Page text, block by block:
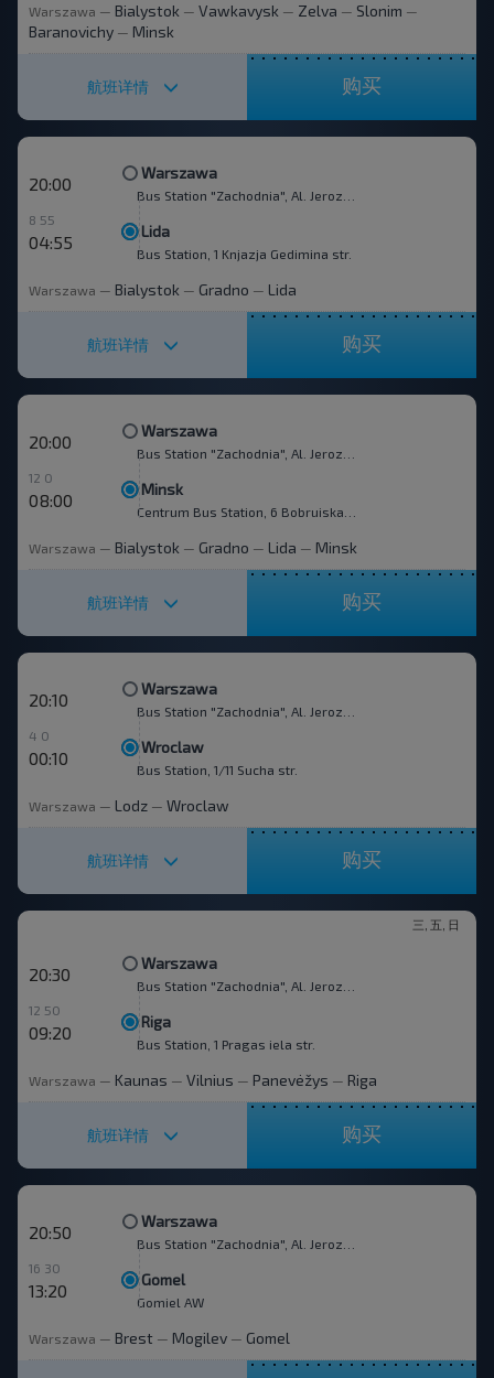
Warszawa — Bialystok — Vawkavysk — Zelva — Slonim —
Baranovichy — Minsk
航班详情 购买
20:00
Warszawa
8 55
04:55
Lida
Bus Station, 1 Knjazja Gedimina str.
Warszawa — Bialystok — Gradno — Lida
航班详情 购买
20:00
Warszawa
12 0
08:00
Minsk
Warszawa — Bialystok — Gradno — Lida — Minsk
航班详情 购买
20:10
Warszawa
4 0
00:10
Wroclaw
Bus Station, 1/11 Sucha str.
Warszawa — Lodz — Wroclaw
航班详情 购买
三, 五, 日
20:30
Warszawa
12 50
09:20
Riga
Bus Station, 1 Pragas iela str.
Warszawa — Kaunas — Vilnius — Panevėžys — Riga
航班详情 购买
20:50
Warszawa
16 30
13:20
Gomel
Gomiel AW
Warszawa — Brest — Mogilev — Gomel